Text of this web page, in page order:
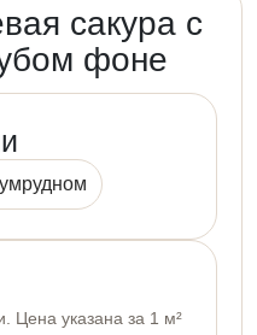
сакура с
фоне
Цена указана за 1 м²